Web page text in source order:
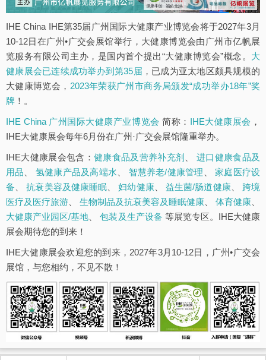
IHE China IHE第35届广州国际大健康产业博览会将于2027年3月
10-12日在广州•广交会展馆举行，大健康博览会由广州市亿帆展
览服务有限公司主办，是国内首个提出“大健康博览会”概念。 大
健康展会已连续成功举办到第35届 ，已成为亚太地区颇具规模的
大健康博览会， 2023年荣获广州市商务局颁发“成功举办18年”奖
牌 ！。
IHE China 广州国际大健康产业博览会 简称： IHE大健康展会 ，
IHE大健康展会每年6月份在广州·广交会展馆隆重举办。
IHE大健康展会包含： 健康食品及营养补充剂 、进口健康食品及
用品
氢健康产品及高端水 智慧养老/健康管理 、家庭医疗设
备 、抗衰美容及健康睡眠 、妇幼健康、 益生菌/肠道健康、 跨境
医疗及医疗旅游
生物制品及抗衰美容及睡眠健康 体育健康
大健康产业园区/基地 、包装及生产设备 等展览专区。IHE大健康
展会期待您的到来！
IHE大健康展会欢迎您的到来，2027年3月10-12日，广州•广交会
展馆，与您相约，不见不散！